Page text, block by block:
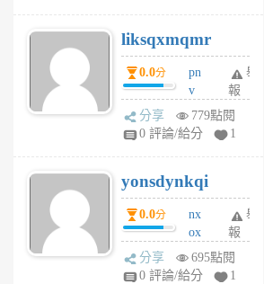
6
個
月
前
liksqxmqmr
0.0分
pn
v
wt
sv
6
個
月
前
舉
報
分享
779點閱
0 評論/給分
1
yonsdynkqi
0.0分
nx
ox
rh
pe
舉
報
分享
695點閱
0 評論/給分
1